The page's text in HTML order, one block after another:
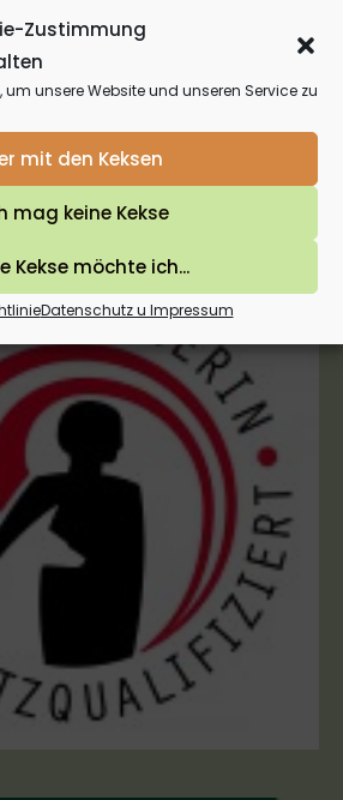
Zustimmung
um unsere Website und unseren Service zu
mit den Keksen
mag keine Kekse
Kekse möchte ich...
Datenschutz u Impressum